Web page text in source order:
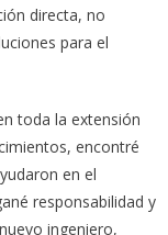
directa, no
para el
toda la extensión
encontré
en el
responsabilidad y
ingeniero,